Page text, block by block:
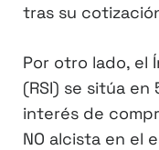
tras su
Por otro lado, el
(RSI) se sitúa en
interés de
NO alcista en el